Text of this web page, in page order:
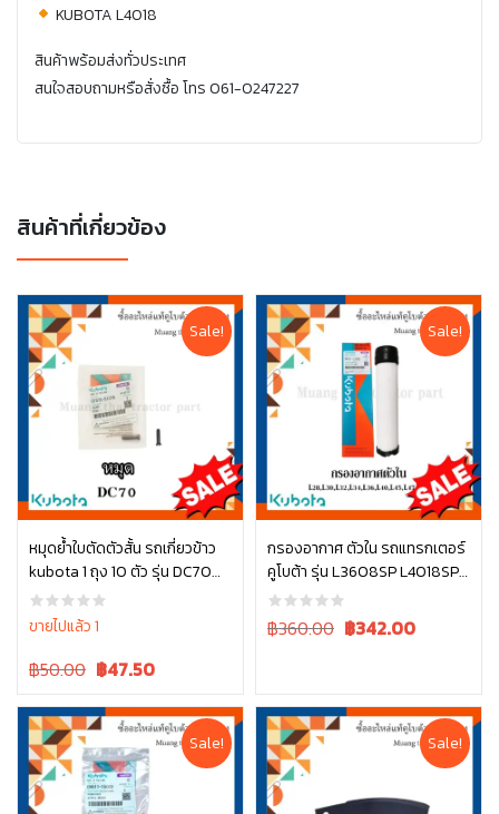
KUBOTA L4018
สินค้าพร้อมส่งทั่วประเทศ
สนใจสอบถามหรือสั่งซื้อ โทร 061-0247227
สินค้าที่เกี่ยวข้อง
Sale!
หมุดย้ำใบตัดตัวสั้น รถเกี่ยวข้าว
kubota 1 ถุง 10 ตัว รุ่น DC70
5T072-51380
ขายไปแล้ว 1
Original
was:
฿50.00.
฿50.00 Current
is:
฿50.00.
฿47.50
หยิบใส่ตะกร้า
Sale!
กรองอากาศ ตัวใน รถแทรกเตอร์
คูโบต้า รุ่น L3608SP L4018SP
L4708SP W9501-31090B
Original
฿360.00 Current
฿342.00
หยิบใส่ตะกร้า
Sale! Sale!